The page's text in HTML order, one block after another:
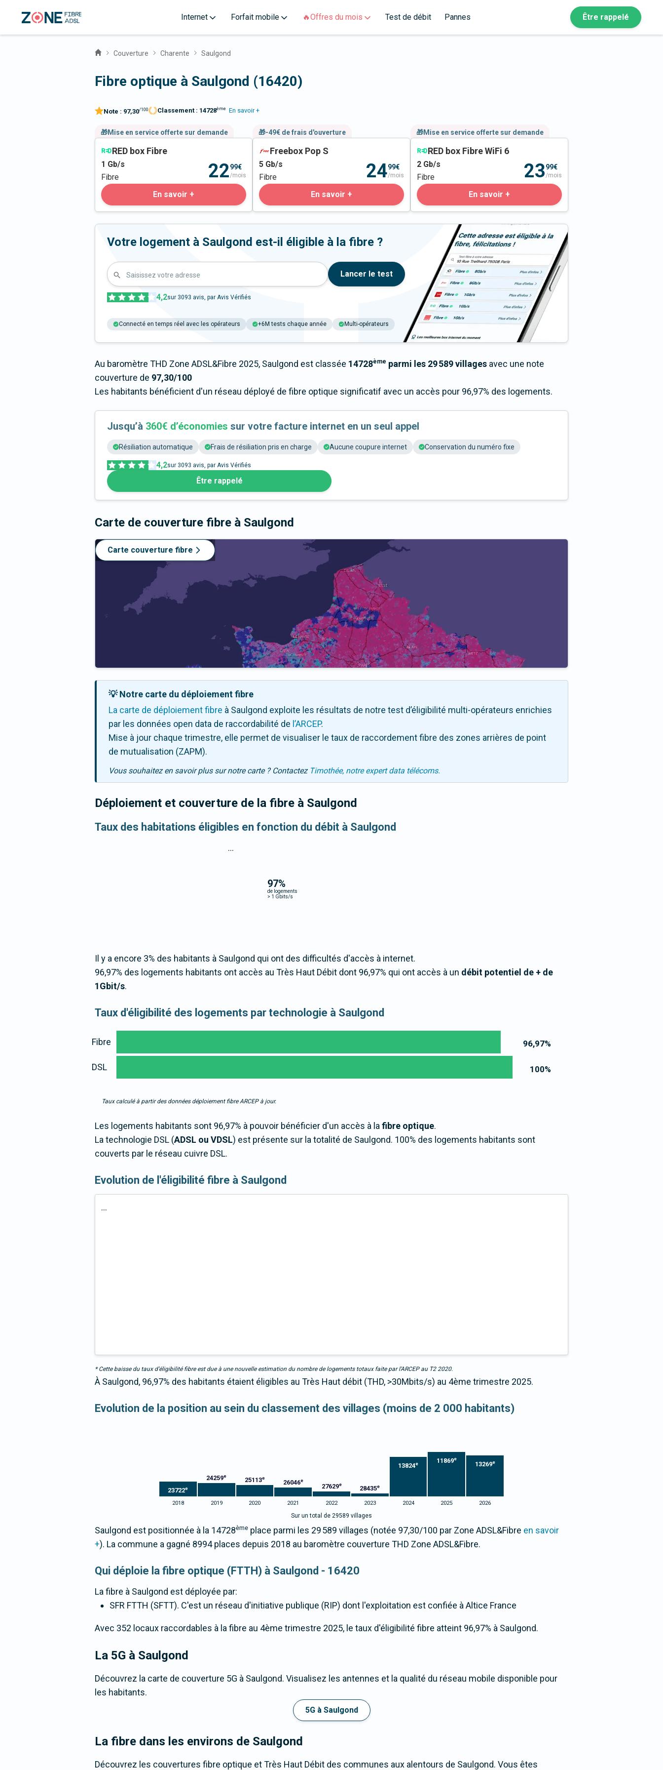
Internet Forfait mobile 🔥Offres du mois Test de débit Pannes Être rappelé
Couverture Charente Saulgond
Fibre optique à Saulgond (16420)
Note : 97,30/100 Classement : 14728ème En savoir +
🎁Mise en service offerte sur demande
RED box Fibre
1 Gb/s
Fibre
2299€
/mois
En savoir +
🎁-49€ de frais d'ouverture
Freebox Pop S
5 Gb/s
Fibre
2499€
/mois
En savoir +
🎁Mise en service offerte sur demande
RED box Fibre WiFi 6
2 Gb/s
Fibre
2399€
/mois
En savoir +
Votre logement à Saulgond est-il éligible à la fibre ?
Saisissez votre adresse Lancer le test
4,2sur 3093 avis, par Avis Vérifiés
Connecté en temps réel avec les opérateurs +6M tests chaque année Multi-opérateurs
Au baromètre THD Zone ADSL&Fibre 2025, Saulgond est classée 14728ème parmi les 29 589 villages avec une note
couverture de 97,30/100
Les habitants bénéficient d'un réseau déployé de fibre optique significatif avec un accès pour 96,97% des logements.
Jusqu’à 360€ d’économies sur votre facture internet en un seul appel
Résiliation automatique Frais de résiliation pris en charge Aucune coupure internet Conservation du numéro fixe
4,2sur 3093 avis, par Avis Vérifiés
Être rappelé
Carte de couverture fibre à Saulgond
Carte couverture fibre
💡 Notre carte du déploiement fibre
La carte de déploiement fibre à Saulgond exploite les résultats de notre test d’éligibilité multi-opérateurs enrichies
par les données open data de raccordabilité de l’ARCEP.
Mise à jour chaque trimestre, elle permet de visualiser le taux de raccordement fibre des zones arrières de point
de mutualisation (ZAPM).
Vous souhaitez en savoir plus sur notre carte ? Contactez Timothée, notre expert data télécoms.
Déploiement et couverture de la fibre à Saulgond
Taux des habitations éligibles en fonction du débit à Saulgond
97%
de logements
> 1 Gbits/s
...
Il y a encore 3% des habitants à Saulgond qui ont des difficultés d'accès à internet.
96,97% des logements habitants ont accès au Très Haut Débit dont 96,97% qui ont accès à un débit potentiel de + de
1Gbit/s.
Taux d'éligibilité des logements par technologie à Saulgond
96,97%
100%
Fibre
DSL
Taux calculé à partir des données déploiement fibre ARCEP à jour.
Les logements habitants sont 96,97% à pouvoir bénéficier d'un accès à lafibre optique.
La technologie DSL (ADSL ou VDSL) est présente sur la totalité de Saulgond. 100% des logements habitants sont
couverts par le réseau cuivre DSL.
Evolution de l'éligibilité fibre à Saulgond
...
* Cette baisse du taux d’éligibilité fibre est due à une nouvelle estimation du nombre de logements totaux faite par l’ARCEP au T2 2020.
À Saulgond, 96,97% des habitants étaient éligibles au Très Haut débit (THD, >30Mbits/s) au 4ème trimestre 2025.
Evolution de la position au sein du classement des villages (moins de 2 000 habitants)
23722e
24259e
25113e
26046e
27629e
28435e
13824e 11869e
13269e
2018 2019 2020 2021 2022 2023 2024 2025 2026
Sur un total de 29589 villages
Saulgond est positionnée à la 14728ème place parmi les 29 589 villages (notée 97,30/100 par Zone ADSL&Fibre en savoir
+). La commune a gagné 8994 places depuis 2018 au baromètre couverture THD Zone ADSL&Fibre.
Qui déploie la fibre optique (FTTH) à Saulgond - 16420
La fibre à Saulgond est déployée par:
SFR FTTH (SFTT). C'est un réseau d'initiative publique (RIP) dont l'exploitation est confiée à Altice France
Avec 352 locaux raccordables à la fibre au 4ème trimestre 2025, le taux d'éligibilité fibre atteint 96,97% à Saulgond.
La 5G à Saulgond
Découvrez la carte de couverture 5G à Saulgond. Visualisez les antennes et la qualité du réseau mobile disponible pour
les habitants.
5G à Saulgond
La fibre dans les environs de Saulgond
Découvrez les couvertures fibre optique et Très Haut Débit des communes aux alentours de Saulgond. Vous êtes